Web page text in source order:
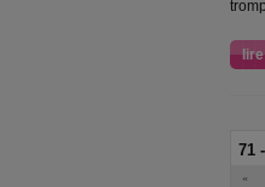
71
«